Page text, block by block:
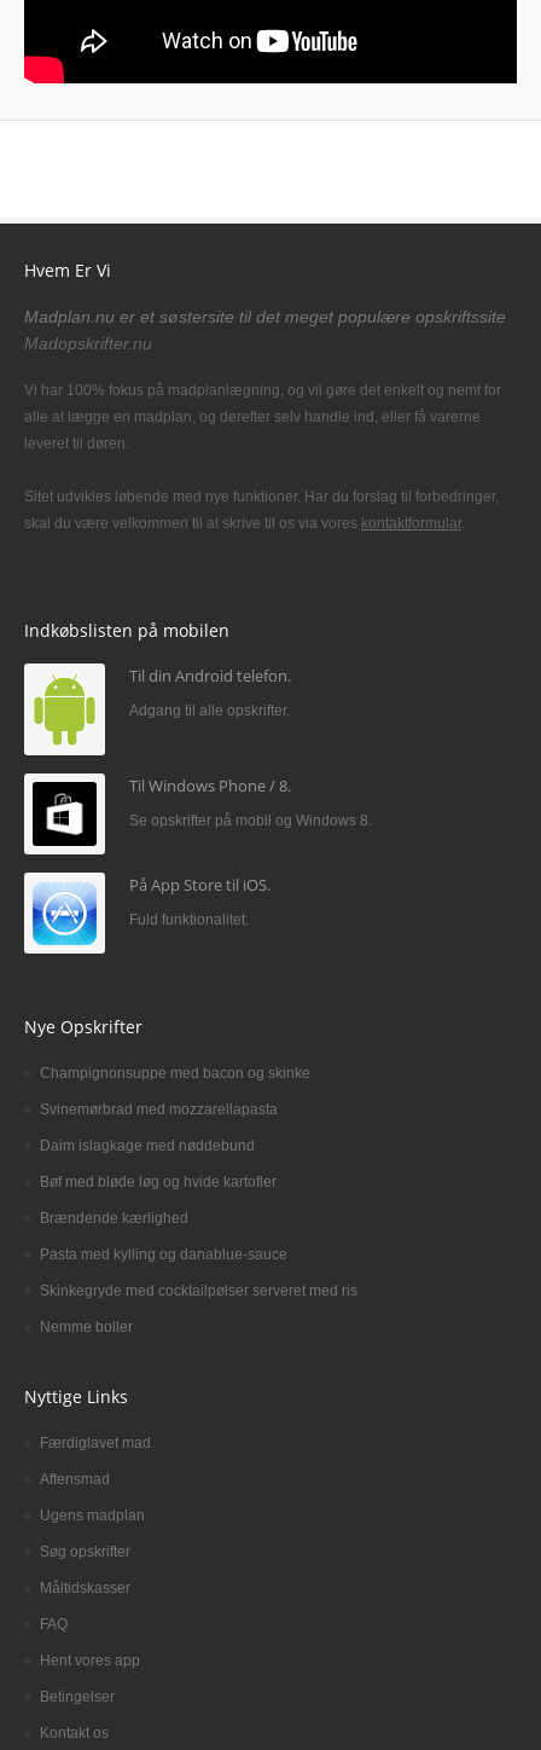
Hvem Er Vi
Madplan.nu er et søstersite til det meget populære opskriftssite
Madopskrifter.nu
Vi har 100% fokus på madplanlægning, og vil gøre det enkelt og nemt for
alle at lægge en madplan, og derefter selv handle ind, eller få varerne
leveret til døren.
Sitet udvikles løbende med nye funktioner. Har du forslag til forbedringer,
skal du være velkommen til at skrive til os via vores kontaktformular.
Indkøbslisten på mobilen
Til din Android telefon.
Adgang til alle opskrifter.
Til Windows Phone / 8.
Se opskrifter på mobil og Windows 8.
På App Store til iOS.
Fuld funktionalitet.
Nye Opskrifter
Champignonsuppe med bacon og skinke
Svinemørbrad med mozzarellapasta
Daim islagkage med nøddebund
Bøf med bløde løg og hvide kartofler
Brændende kærlighed
Pasta med kylling og danablue-sauce
Skinkegryde med cocktailpølser serveret med ris
Nemme boller
Nyttige Links
Færdiglavet mad
Aftensmad
Ugens madplan
Søg opskrifter
Måltidskasser
FAQ
Hent vores app
Betingelser
Kontakt os